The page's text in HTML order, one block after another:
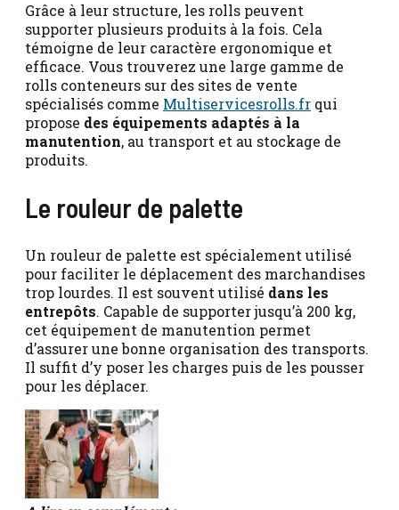
Grâce à leur structure, les rolls peuvent
supporter plusieurs produits à la fois. Cela
témoigne de leur caractère ergonomique et
efficace. Vous trouverez une large gamme de
rolls conteneurs sur des sites de vente
spécialisés comme Multiservicesrolls.fr qui
propose des équipements adaptés à la
manutention, au transport et au stockage de
produits.
Le rouleur de palette
Un rouleur de palette est spécialement utilisé
pour faciliter le déplacement des marchandises
trop lourdes. Il est souvent utilisé dans les
entrepôts. Capable de supporter jusqu’à 200 kg,
cet équipement de manutention permet
d’assurer une bonne organisation des transports.
Il suffit d’y poser les charges puis de les pousser
pour les déplacer.